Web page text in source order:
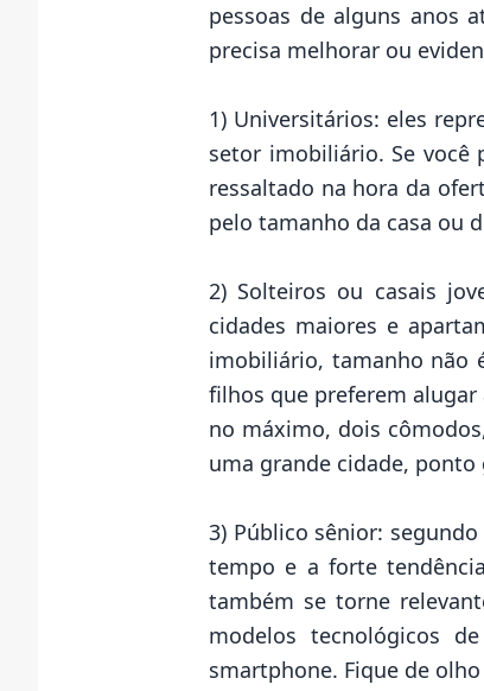
pessoas de alguns anos
precisa melhorar ou
1) Universitários: eles
setor imobiliário. Se você
ressaltado na hora da
pelo tamanho da casa ou
2) Solteiros ou casais
cidades maiores e
imobiliário, tamanho não
filhos que preferem
no máximo, dois
uma grande cidade,
3) Público sênior:
tempo e a forte
também se torne
modelos tecnológicos
smartphone. Fique de